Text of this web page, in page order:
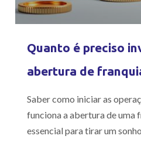
Quanto é preciso
abertura de
Saber como iniciar as
funciona a abertura de uma
essencial para tirar um